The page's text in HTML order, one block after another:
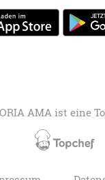
AMA ist eine